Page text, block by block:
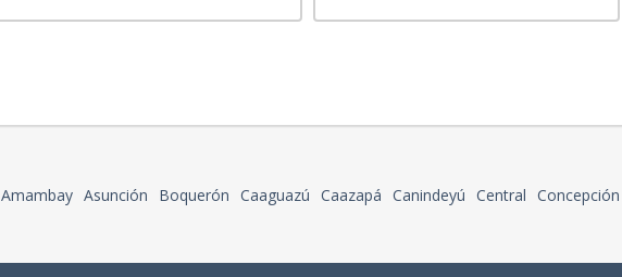
Amambay Asunción Boquerón Caaguazú Caazapá Canindeyú Central Concepción